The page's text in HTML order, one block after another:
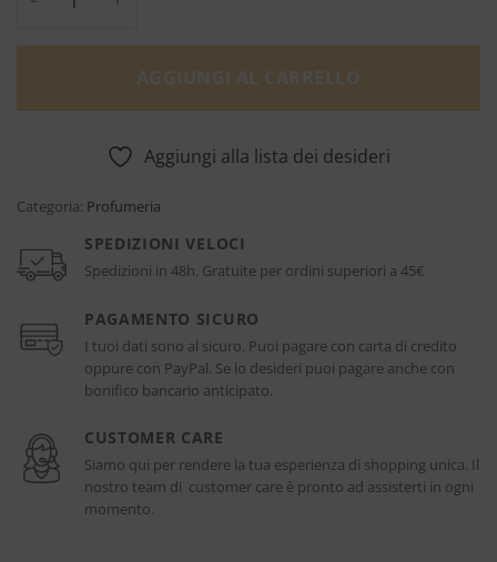
AGGIUNGI AL CARRELLO
Aggiungi alla lista dei desideri
Categoria: Profumeria
SPEDIZIONI VELOCI
Spedizioni in 48h. Gratuite per ordini superiori a 45€
PAGAMENTO SICURO
I tuoi dati sono al sicuro. Puoi pagare con carta di credito
oppure con PayPal. Se lo desideri puoi pagare anche con
bonifico bancario anticipato.
CUSTOMER CARE
Siamo qui per rendere la tua esperienza di shopping unica. Il
nostro team di customer care è pronto ad assisterti in ogni
momento.